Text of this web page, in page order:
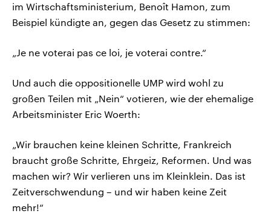
im Wirtschaftsministerium, Benoît Hamon, zum
Beispiel kündigte an, gegen das Gesetz zu stimmen:
„Je ne voterai pas ce loi, je voterai contre.“
Und auch die oppositionelle UMP wird wohl zu
großen Teilen mit „Nein“ votieren, wie der ehemalige
Arbeitsminister Eric Woerth:
„Wir brauchen keine kleinen Schritte, Frankreich
braucht große Schritte, Ehrgeiz, Reformen. Und was
machen wir? Wir verlieren uns im Kleinklein. Das ist
Zeitverschwendung – und wir haben keine Zeit
mehr!“